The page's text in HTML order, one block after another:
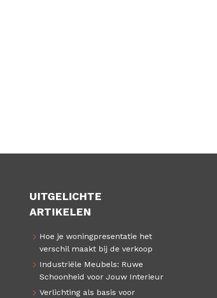
UITGELICHTE
ARTIKELEN
Hoe je woningpresentatie het
verschil maakt bij de verkoop
Industriële Meubels: Ruwe
Schoonheid voor Jouw Interieur
Verlichting als basis voor